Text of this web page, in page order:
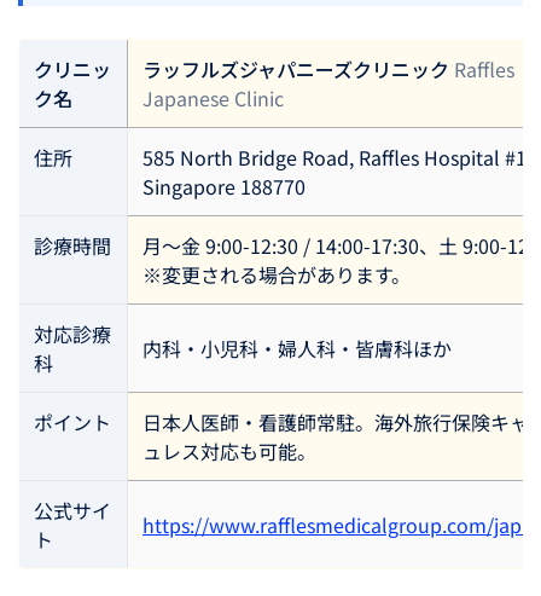
クリニッ
ク名
ラッフルズジャパニーズクリニック Raffles
Japanese Clinic
住所
585 North Bridge Road, Raffles Hospital
Singapore 188770
診療時間
月〜金 9:00-12:30 / 14:00-17:30、土 9:00-
※変更される場合があります。
対応診療
科
内科・小児科・婦人科・皆膚科ほか
ポイント
日本人医師・看護師常駐。海外旅行保険キャ
ュレス対応も可能。
公式サイ
ト
https://www.rafflesmedicalgroup.com/